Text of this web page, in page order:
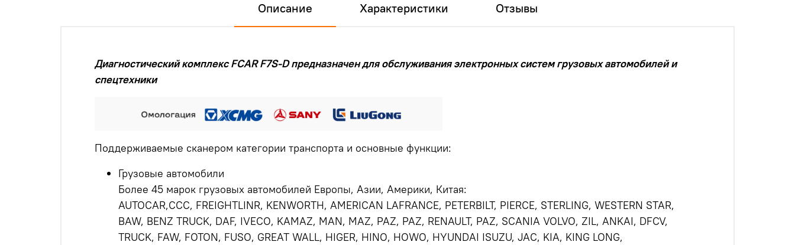
Описание Характеристики Отзывы
Диагностический комплекс FCAR F7S-D предназначен для обслуживания электронных систем грузовых автомобилей и
спецтехники
Поддерживаемые сканером категории транспорта и основные функции:
Грузовые автомобили
Более 45 марок грузовых автомобилей Европы, Азии, Америки, Китая:
AUTOCAR,ССС, FREIGHTLINR, KENWORTH, AMERICAN LAFRANCE, PETERBILT, PIERCE, STERLING, WESTERN STAR,
BAW, BENZ TRUCK, DAF, IVECO, KAMAZ, MAN, MAZ, PAZ, PAZ, RENAULT, PAZ, SCANIA VOLVO, ZIL, ANKAI, DFCV,
TRUCK, FAW, FOTON, FUSO, GREAT WALL, HIGER, HINO, HOWO, HYUNDAI ISUZU, JAC, KIA, KING LONG,